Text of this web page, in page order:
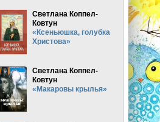
Светлана Коппел-
Ковтун
«Ксеньюшка, голубка
Христова»
Светлана Коппел-
Ковтун
«Макаровы крылья»